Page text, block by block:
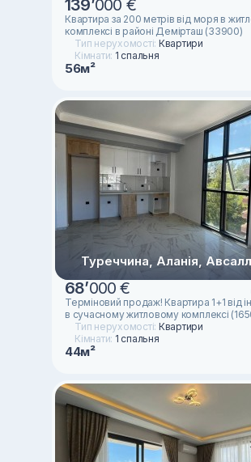
139’000 €
Квартира за 200 метрів від моря в
комплексі в районі Демірташ (33900)
Тип нерухомості: Квартири
Кімнати: 1 спальня
56м²
Туреччина, Аланія,
68’000 €
Терміновий продаж! Квартира 1+1 від
в сучасному житловому комплексі
Тип нерухомості: Квартири
Кімнати: 1 спальня
44м²